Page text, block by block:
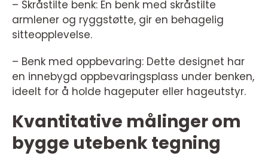
– Skråstilte benk: En benk med skråstilte
armlener og ryggstøtte, gir en behagelig
sitteopplevelse.
– Benk med oppbevaring: Dette designet har
en innebygd oppbevaringsplass under benken,
ideelt for å holde hageputer eller hageutstyr.
Kvantitative målinger om
bygge utebenk tegning